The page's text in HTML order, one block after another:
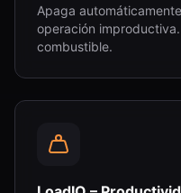
Apaga
operación
combustible.